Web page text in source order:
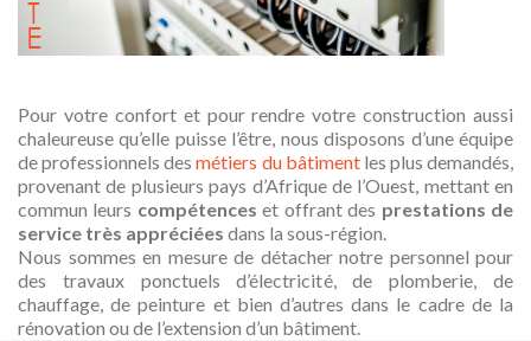
Pour votre confort et pour rendre votre construction aussi
chaleureuse qu’elle puisse l’être, nous disposons d’une équipe
de professionnels desmétiers du bâtimentles plus demandés,
provenant de plusieurs pays d’Afrique de l’Ouest, mettant en
commun leurs compétences et offrant des prestations de
service très appréciées dans la sous-région.
Nous sommes en mesure de détacher notre personnel pour
des travaux ponctuels d’électricité, de plomberie, de
chauffage, de peinture et bien d’autres dans le cadre de la
rénovation ou de l’extension d’un bâtiment.